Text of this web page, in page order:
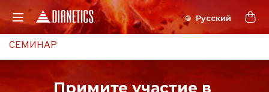
СЕМИНАР
Примите участие в